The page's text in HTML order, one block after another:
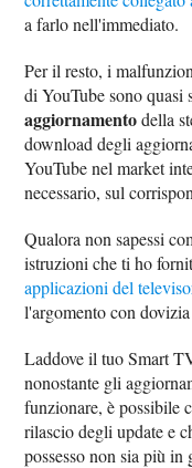
a farlo nell'immediato.
Per il resto, i
di YouTube sono
aggiornamentodella
download degli
YouTube nel market
necessario, sul
Qualora non sapessi
istruzioni che ti ho
applicazioni del
l'argomento con
Laddove il tuo Smart
nonostante gli
funzionare, è possibile
rilascio degli update e
possesso non sia più